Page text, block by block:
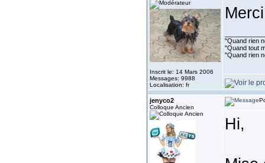
Inscrit le: 14 Mars 2006
Messages: 9988
Localisation: fr
"Quand rien
"Quand tout
"Quand rien
jenyco2
Colloque Ancien
Hi,